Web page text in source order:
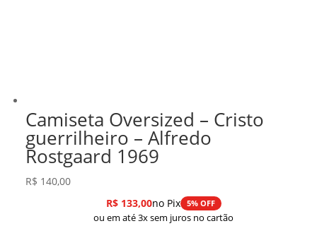
Camiseta Oversized – Cristo
guerrilheiro – Alfredo
Rostgaard 1969
R$ 140,00
R$133,00no Pix 5% OFF
ou em até 3x sem juros no cartão